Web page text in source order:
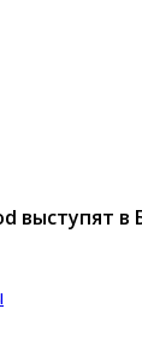
выступят в